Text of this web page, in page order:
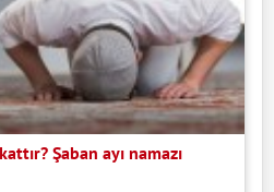
Şaban ayı namazı